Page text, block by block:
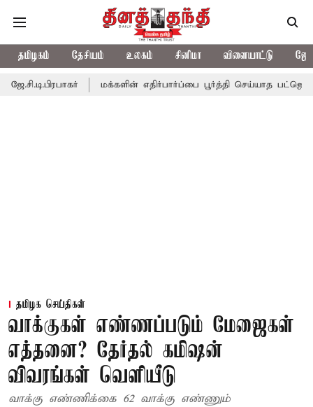
தமிழகம் தேசியம் உலகம் சினிமா விளையாட்டு
மக்களின் எதிர்பார்ப்பை பூர்த்தி செய்யாத பட்ஜெட்; எடப்பாடி
தமிழக செய்திகள்
வாக்குகள் எண்ணப்படும் மேஜைகள்
எத்தனை? தேர்தல் கமிஷன்
விவரங்கள் வெளியீடு
வாக்கு எண்ணிக்கை 62 வாக்கு எண்ணும்